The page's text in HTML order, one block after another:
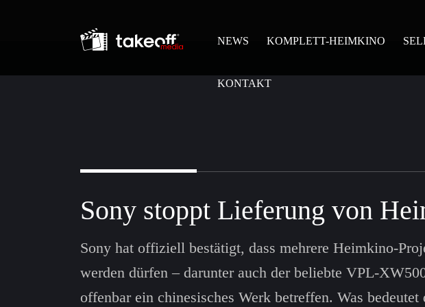
NEWS KOMPLETT-HEIMKINO
KONTAKT
Sony stoppt Lieferung von
Sony hat offiziell bestätigt, dass mehrere Heimkino-
werden dürfen – darunter auch der beliebte VPL-
offenbar ein chinesisches Werk betreffen. Was